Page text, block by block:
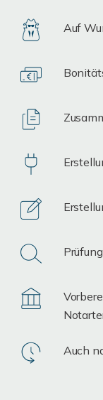
Auf
Auch